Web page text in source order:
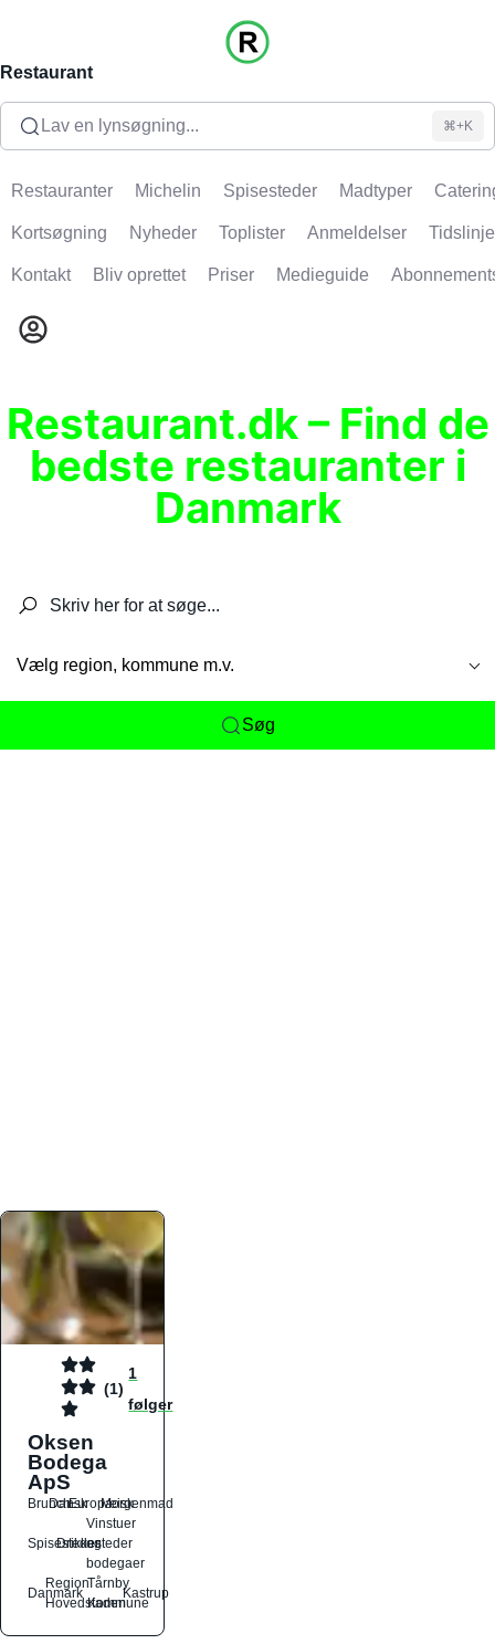
Restaurant
Lav en lynsøgning... ⌘+K
Restauranter Michelin Spisesteder Madtyper
Kortsøgning Nyheder Toplister Anmeldelser Tidslinje
Kontakt Bliv oprettet Priser Medieguide
Restaurant.dk – Find de
bedste restauranter i
Danmark
Vælg region, kommune m.v.
Søg
(1)
1
følger
Oksen
Bodega
ApS
Brunch
DanskEuropæiskMorgenmad
Spisesteder
Drikkesteder
Vinstuer
og
bodegaer
Danmark
Region
Hovedstaden
Tårnby
Kommune
Kastrup